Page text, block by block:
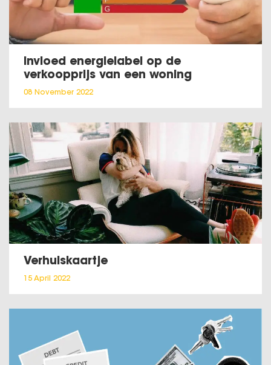
Invloed energielabel op de
verkoopprijs van een woning
08 November 2022
Verhuiskaartje
15 April 2022